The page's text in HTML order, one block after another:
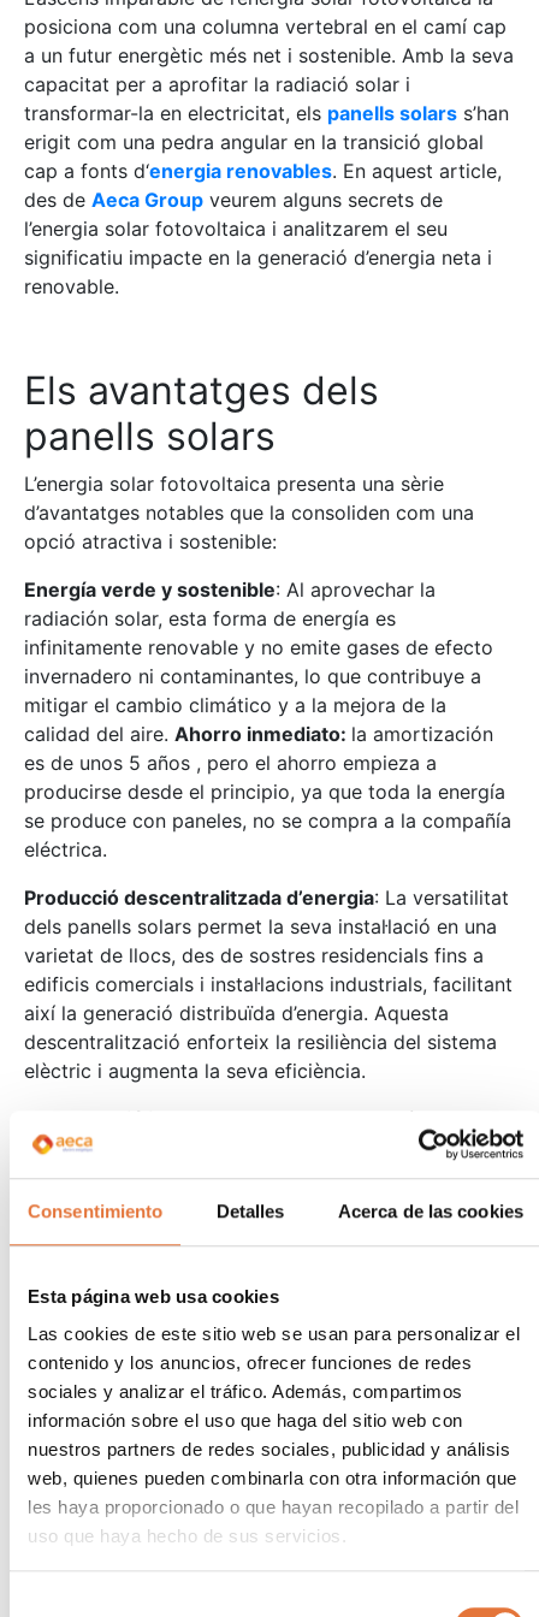
Consentimiento Detalles Acerca de las cookies
Esta página web usa cookies
Las cookies de este sitio web se usan para personalizar el
contenido y los anuncios, ofrecer funciones de redes
sociales y analizar el tráfico. Además, compartimos
información sobre el uso que haga del sitio web con
nuestros partners de redes sociales, publicidad y análisis
web, quienes pueden combinarla con otra información que
les haya proporcionado o que hayan recopilado a partir del
uso que haya hecho de sus servicios.
posiciona com una columna vertebral en el camí cap
a un futur energètic més net i sostenible. Amb la seva
capacitat per a aprofitar la radiació solar i
transformar-la en electricitat, els panells solars s’han
erigit com una pedra angular en la transició global
cap a fonts d‘energia renovables. En aquest article,
des de Aeca Group veurem alguns secrets de
l’energia solar fotovoltaica i analitzarem el seu
significatiu impacte en la generació d’energia neta i
renovable.
Els avantatges dels
panells solars
L’energia solar fotovoltaica presenta una sèrie
d’avantatges notables que la consoliden com una
opció atractiva i sostenible:
Energía verde y sostenible: Al aprovechar la
radiación solar, esta forma de energía es
infinitamente renovable y no emite gases de efecto
invernadero ni contaminantes, lo que contribuye a
mitigar el cambio climático y a la mejora de la
calidad del aire. Ahorro inmediato: la amortización
es de unos 5 años , pero el ahorro empieza a
producirse desde el principio, ya que toda la energía
se produce con paneles, no se compra a la compañía
eléctrica.
Producció descentralitzada d’energia: La versatilitat
dels panells solars permet la seva instal·lació en una
varietat de llocs, des de sostres residencials fins a
edificis comercials i instal·lacions industrials, facilitant
així la generació distribuïda d’energia. Aquesta
descentralització enforteix la resiliència del sistema
elèctric i augmenta la seva eficiència.
Conservació i durada
: Amb necessitats mínimes de
manteniment i una vida útil prolongada, que
típicament aconsegueix entre 25 i 30 anys, els
panells solars representen una inversió duradora amb
Innovació i progrés
tecnològic
El camp de la tecnologia d‘energia solar fotovoltaica
ha estat testimoni d’un progrés notable en els últims
temps. Els panells solars han millorat